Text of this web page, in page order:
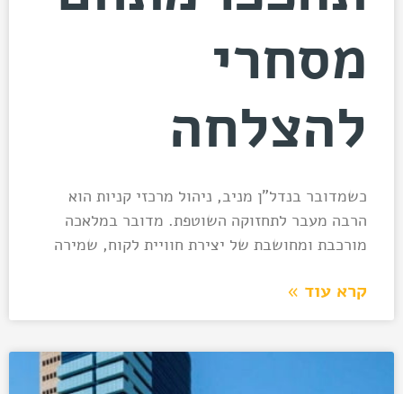
מסחרי
להצלחה
כשמדובר בנדל"ן מניב, ניהול מרכזי קניות הוא
הרבה מעבר לתחזוקה השוטפת. מדובר במלאכה
מורכבת ומחושבת של יצירת חוויית לקוח, שמירה
קרא עוד »